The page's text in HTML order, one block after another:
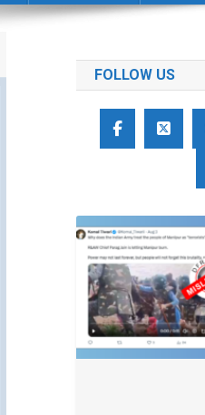
FOLLOW US